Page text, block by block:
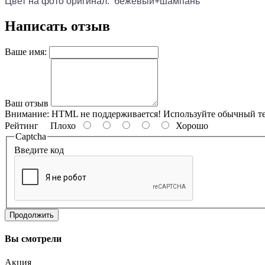
Написать отзыв
Ваше имя:
Ваш отзыв
Внимание: HTML не поддерживается! Используйте обычный
Рейтинг Плохо
Хорошо
Captcha
Введите код
Продолжить
Вы смотрели
Акция